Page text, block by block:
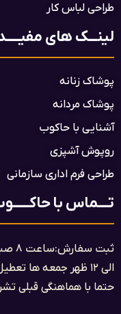
طراحی لباس کار
لینـــک های
پوشاک زنانه
پوشاک مردانه
آشنایی با حاکوب
روپوش آشپزی
طراحی فرم اداری سازمانی
تــــماس با
الی ۱۲ ظهر جمعه
حتما با هماهنگی قبلی